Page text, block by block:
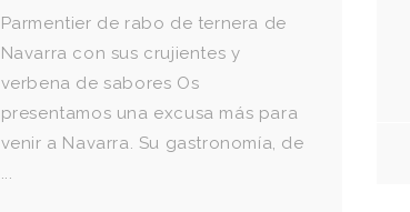
Parmentier de rabo de ternera de
Navarra con sus crujientes y
verbena de sabores Os
presentamos una excusa más para
venir a Navarra. Su gastronomía, de
...